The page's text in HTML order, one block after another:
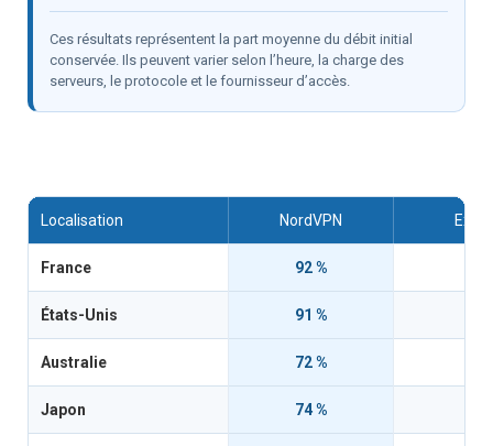
Ces résultats représentent la part moyenne du débit initial
conservée. Ils peuvent varier selon l’heure, la charge des
serveurs, le protocole et le fournisseur d’accès.
Localisation NordVPN
France 92 %
États-Unis 91 %
Australie 72 %
Japon 74 %